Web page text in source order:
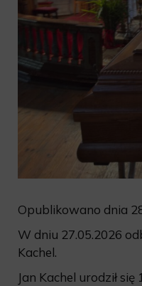
Opublikowano dnia
W dniu 27.05.2026
Kachel.
Jan Kachel urodził